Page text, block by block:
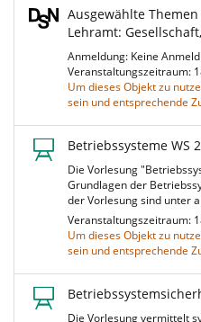
Ausgewählte
Lehramt:
Anmeldung: Keine
Veranstaltungszeitraum:
Um dieses Objekt zu
sein und entsprechende
Betriebssysteme WS
Die Vorlesung
Grundlagen der
der Vorlesung sind unter
Veranstaltungszeitraum:
Um dieses Objekt zu
sein und entsprechende
Die Vorlesung vermittelt